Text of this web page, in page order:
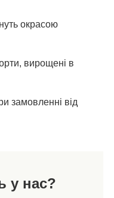
окрасою
вирощені в
замовленні від
у нас?